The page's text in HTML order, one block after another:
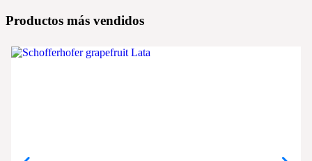
Productos más vendidos